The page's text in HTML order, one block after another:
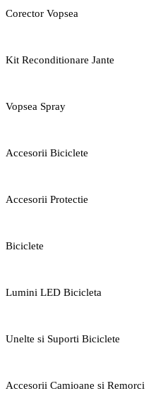
Corector Vopsea
Kit Reconditionare Jante
Vopsea Spray
Accesorii Biciclete
Accesorii Protectie
Biciclete
Lumini LED Bicicleta
Unelte si Suporti Biciclete
Accesorii Camioane si Remorci